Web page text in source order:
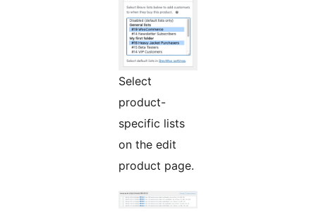
Select
product-
specific lists
on the edit
product page.